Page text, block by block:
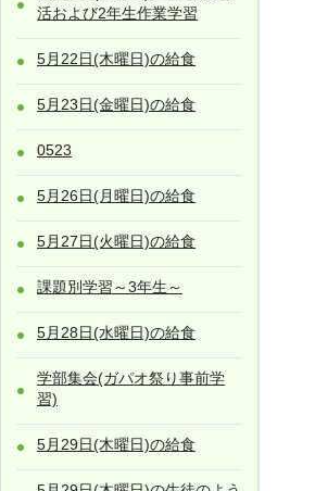
活および2年生作業学習
5月22日(木曜日)の給食
5月23日(金曜日)の給食
0523
5月26日(月曜日)の給食
5月27日(火曜日)の給食
課題別学習～3年生～
5月28日(水曜日)の給食
学部集会(ガパオ祭り事前学
習)
5月29日(木曜日)の給食